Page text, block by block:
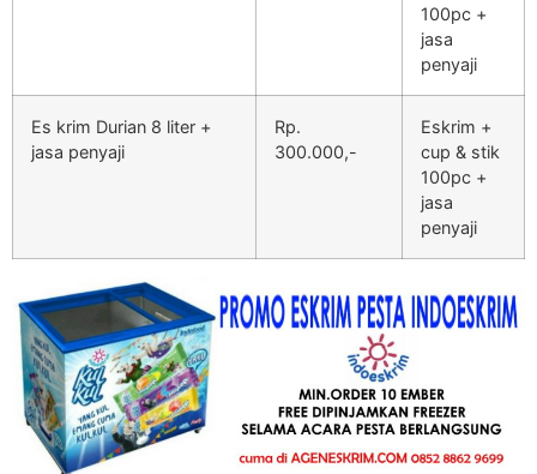
100pc +
jasa
penyaji
Es krim Durian 8 liter +
jasa penyaji
Rp.
300.000,-
Eskrim +
cup & stik
100pc +
jasa
penyaji